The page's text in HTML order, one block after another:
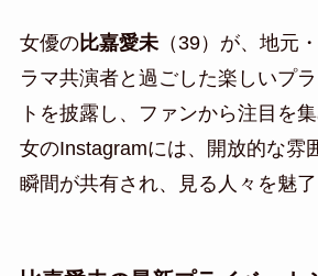
女優の比嘉愛未（39）が、地元
ラマ共演者と過ごした楽しいプ
トを披露し、ファンから注目を
女のInstagramには、開放的な雰
瞬間が共有され、見る人々を魅了